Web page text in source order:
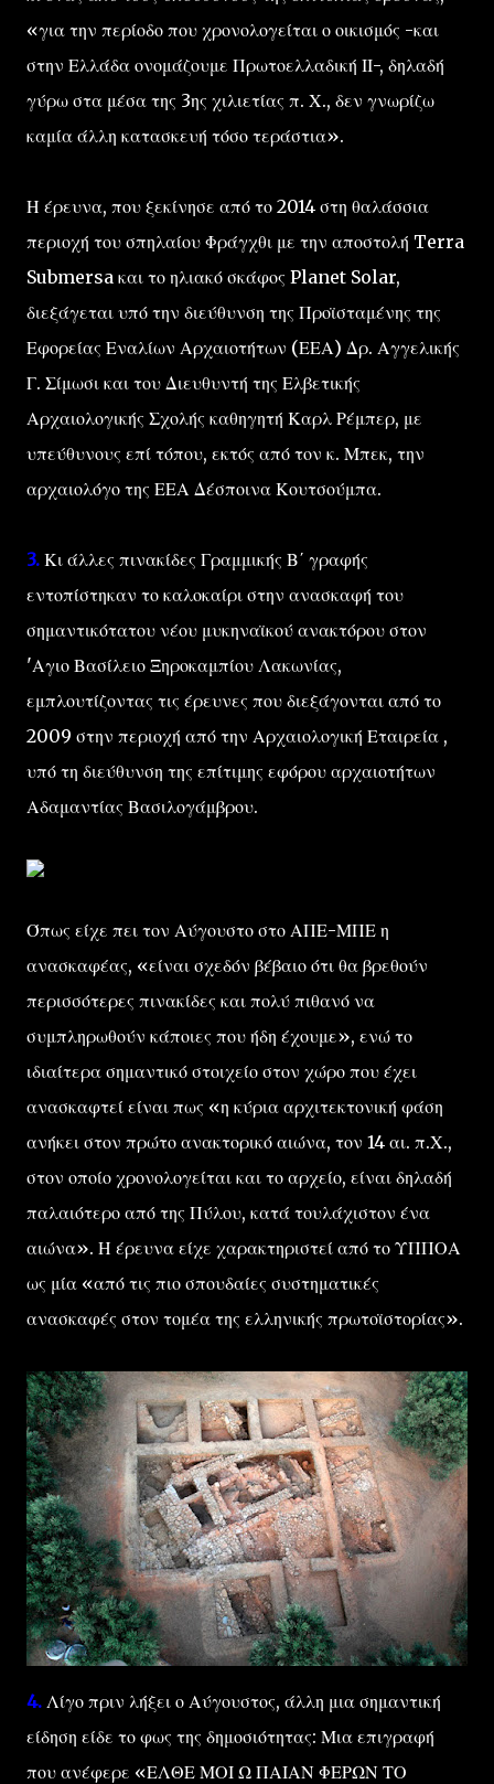
«για την περίοδο που χρονολογείται ο οικισμός -και
στην Ελλάδα ονομάζουμε Πρωτοελλαδική ΙΙ-, δηλαδή
γύρω στα μέσα της 3ης χιλιετίας π. Χ., δεν γνωρίζω
καμία άλλη κατασκευή τόσο τεράστια».
Η έρευνα, που ξεκίνησε από το 2014 στη θαλάσσια
περιοχή του σπηλαίου Φράγχθι με την αποστολή Terra
Submersa και το ηλιακό σκάφος Planet Solar,
διεξάγεται υπό την διεύθυνση της Προϊσταμένης της
Εφορείας Εναλίων Αρχαιοτήτων (ΕΕΑ) Δρ. Αγγελικής
Γ. Σίμωσι και του Διευθυντή της Ελβετικής
Αρχαιολογικής Σχολής καθηγητή Καρλ Ρέμπερ, με
υπεύθυνους επί τόπου, εκτός από τον κ. Μπεκ, την
αρχαιολόγο της ΕΕΑ Δέσποινα Κουτσούμπα.
3. Κι άλλες πινακίδες Γραμμικής Β΄ γραφής
εντοπίστηκαν το καλοκαίρι στην ανασκαφή του
σημαντικότατου νέου μυκηναϊκού ανακτόρου στον
'Αγιο Βασίλειο Ξηροκαμπίου Λακωνίας,
εμπλουτίζοντας τις έρευνες που διεξάγονται από το
2009 στην περιοχή από την Αρχαιολογική Εταιρεία ,
υπό τη διεύθυνση της επίτιμης εφόρου αρχαιοτήτων
Αδαμαντίας Βασιλογάμβρου.
Όπως είχε πει τον Αύγουστο στο ΑΠΕ-ΜΠΕ η
ανασκαφέας, «είναι σχεδόν βέβαιο ότι θα βρεθούν
περισσότερες πινακίδες και πολύ πιθανό να
συμπληρωθούν κάποιες που ήδη έχουμε», ενώ το
ιδιαίτερα σημαντικό στοιχείο στον χώρο που έχει
ανασκαφτεί είναι πως «η κύρια αρχιτεκτονική φάση
ανήκει στον πρώτο ανακτορικό αιώνα, τον 14 αι. π.Χ.,
στον οποίο χρονολογείται και το αρχείο, είναι δηλαδή
παλαιότερο από της Πύλου, κατά τουλάχιστον ένα
αιώνα». Η έρευνα είχε χαρακτηριστεί από το ΥΠΠΟΑ
ως μία «από τις πιο σπουδαίες συστηματικές
ανασκαφές στον τομέα της ελληνικής πρωτοϊστορίας».
4. Λίγο πριν λήξει ο Αύγουστος, άλλη μια σημαντική
είδηση είδε το φως της δημοσιότητας: Μια επιγραφή
που ανέφερε «ΕΛΘΕ ΜΟΙ Ω ΠΑΙΑΝ ΦΕΡΩΝ ΤΟ